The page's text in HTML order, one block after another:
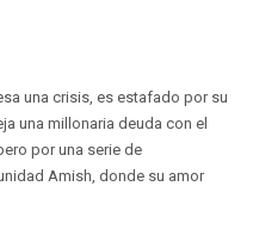
una crisis, es estafado por su
una millonaria deuda con el
por una serie de
Amish, donde su amor